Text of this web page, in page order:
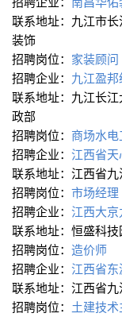
联系地址：九江市
装饰
招聘岗位： 家装顾问
招聘企业： 九江盈
联系地址：九江长
政部
招聘岗位： 商场水电
招聘企业： 江西省
联系地址：江西省
招聘岗位： 市场经理
招聘企业： 江西大
联系地址：恒盛科
招聘岗位： 造价师
招聘企业： 江西省
联系地址：江西省
招聘岗位： 土建技术